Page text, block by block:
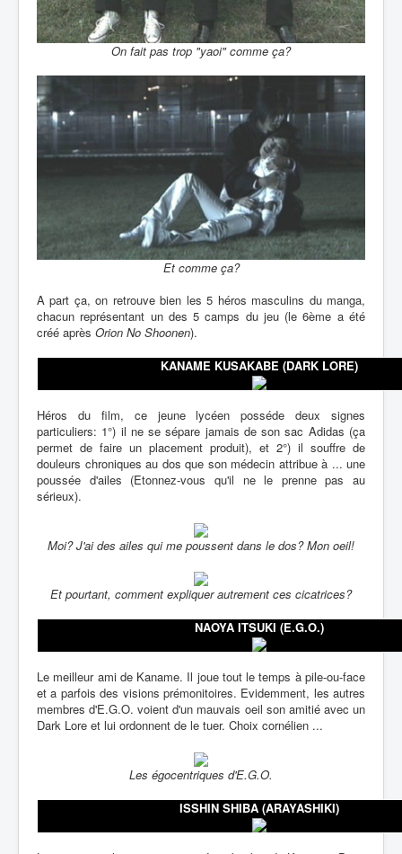
On fait pas trop "yaoi" comme ça?
Et comme ça?
A part ça, on retrouve bien les 5 héros masculins du manga,
chacun représentant un des 5 camps du jeu (le 6ème a été
créé après Orion No Shoonen).
KANAME KUSAKABE (DARK LORE)
Héros du film, ce jeune lycéen posséde deux signes
particuliers: 1°) il ne se sépare jamais de son sac Adidas (ça
permet de faire un placement produit), et 2°) il souffre de
douleurs chroniques au dos que son médecin attribue à ... une
poussée d'ailes (Etonnez-vous qu'il ne le prenne pas au
sérieux).
Moi? J'ai des ailes qui me poussent dans le dos? Mon oeil!
Et pourtant, comment expliquer autrement ces cicatrices?
NAOYA ITSUKI (E.G.O.)
Le meilleur ami de Kaname. Il joue tout le temps à pile-ou-face
et a parfois des visions prémonitoires. Evidemment, les autres
membres d'E.G.O. voient d'un mauvais oeil son amitié avec un
Dark Lore et lui ordonnent de le tuer. Choix cornélien ...
Les égocentriques d'E.G.O.
ISSHIN SHIBA (ARAYASHIKI)